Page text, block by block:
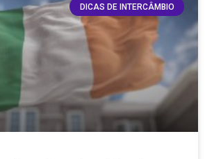
DICAS DE INTERCÂMBIO